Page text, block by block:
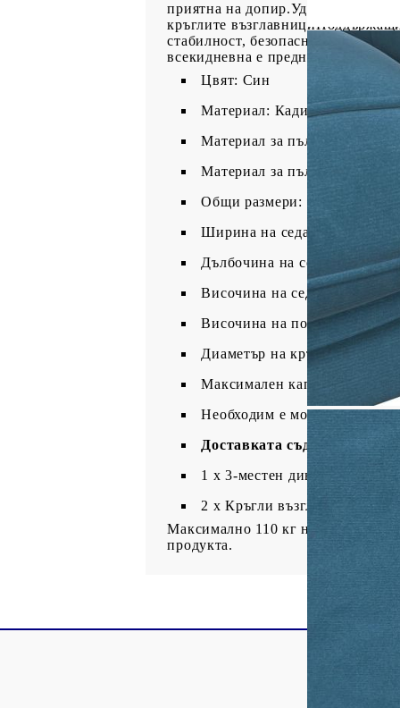
приятна на допир.Удобна
кръглите
стабилност, безопасност и
всекидневна е предназначена да
Цвят: Син
Материал: Кадифе (100%
Материал за пълнеж на
Материал за пълнеж на
Общи размери: 193,5 x 77 x
Ширина на седалката: 176 см
Дълбочина на седалката: 58
Височина на седалката от
Височина на подлакътника
Диаметър на кръглата
Максимален капацитет на
Необходим е монтаж
Доставката съдържа:
1 х 3-местен диван
2 х Кръгли възглавници
Максимално 110 кг на седалка.
продукта.